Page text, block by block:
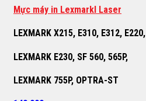
Mực máy in Lexmarkl Laser
LEXMARK X215, E310, E312, E220,
LEXMARK E230, SF 560, 565P,
LEXMARK 755P, OPTRA-ST